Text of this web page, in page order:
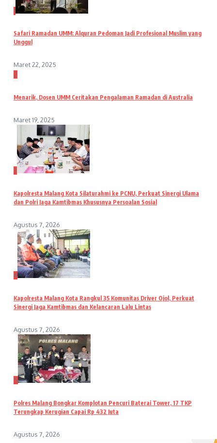
1
Safari Ramadan UMM: Alquran Pedoman Jadi Profesional Muslim yang
Unggul
Maret 22, 2025
2
Menarik, Dosen UMM Ceritakan Pengalaman Ramadan di Australia
Maret 19, 2025
3
Kapolresta Malang Kota Silaturahmi ke PCNU, Perkuat Sinergi Ulama
dan Polri Jaga Kamtibmas Khususnya Persoalan Sosial
Agustus 7, 2026
4
Kapolresta Malang Kota Rangkul 35 Komunitas Driver Ojol, Perkuat
Sinergi Jaga Kamtibmas dan Kelancaran Lalu Lintas
Agustus 7, 2026
5
Polres Malang Bongkar Komplotan Pencuri Baterai Tower, 17 TKP
Terungkap Kerugian Capai Rp 432 Juta
Agustus 7, 2026